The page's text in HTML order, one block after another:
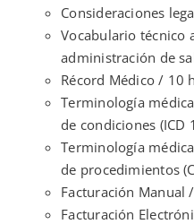
Consideraciones
Vocabulario técnico
administración de
Récord Médico / 10
Terminología
de condiciones (ICD
Terminología
de procedimientos
Facturación Manual
Facturación